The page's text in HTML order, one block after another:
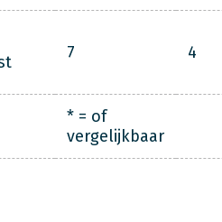
7 4
* = of
vergelijkbaar